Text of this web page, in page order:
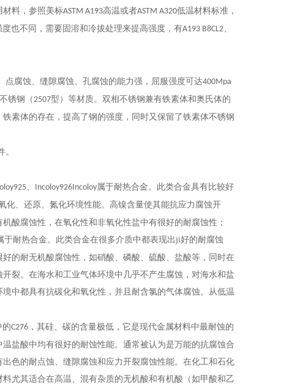
材料，参照美标ASTM A193高温或者ASTM A320低温材料标准，
也不同，需要固溶和冷拔处理来提高强度，有A193 B8CL2、
腐蚀、缝隙腐蚀、孔腐蚀的能力强，屈服强度可达400Mpa
锈钢（2507型）等材质。双相不锈钢兼有铁素体和奥氏体的
素体的存在，提高了钢的强度，同时又保留了铁素体不锈钢
。
、 Incoloy926Incoloy属于耐热合金。 此类合金具有比较好
化、还原、氮化环境性能。高镍含量使其能抗应力腐蚀开
机酸腐蚀性，在氧化性和非氧化性盐中有很好的耐腐蚀性；
于耐热合金。 此类合金在很多介质中都表现出ji好的耐腐蚀
好的耐无机酸腐蚀性，如硝酸、磷酸、 硫酸、盐酸等，同时在
裂。在海水和工业气体环境中几乎不产生腐蚀，对海水和盐
中都具有抗碳化和氧化性，并且耐含氯的气体腐蚀。从低温
的C276 ，其硅、碳的含量极低，它是现代金属材料中最耐蚀的
盐酸中均有很好的耐蚀性能。通常被认为是万能的抗腐蚀合
色的耐点蚀、缝隙腐蚀和应力开裂腐蚀性能。在化工和石化
尤其适合在高温、混有杂质的无机酸和有机酸（如甲酸和乙